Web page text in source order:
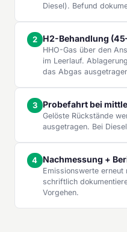
Diesel). Befund
H2-Behandlung
HHO-Gas über den
im Leerlauf.
das Abgas
Probefahrt bei
Gelöste Rückstände
ausgetragen. Bei
Nachmessung +
Emissionswerte erneut
schriftlich
Vorgehen.